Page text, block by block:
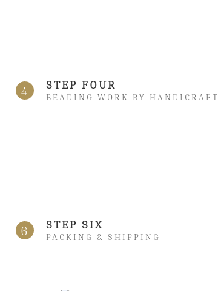
4 STEP FOUR
BEADING WORK BY HANDICRAFT
6 STEP SIX
PACKING & SHIPPING